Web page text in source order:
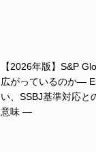
【2026年版】S&P
広がっているのか―
い、SSBJ基準対応と
意味 ―